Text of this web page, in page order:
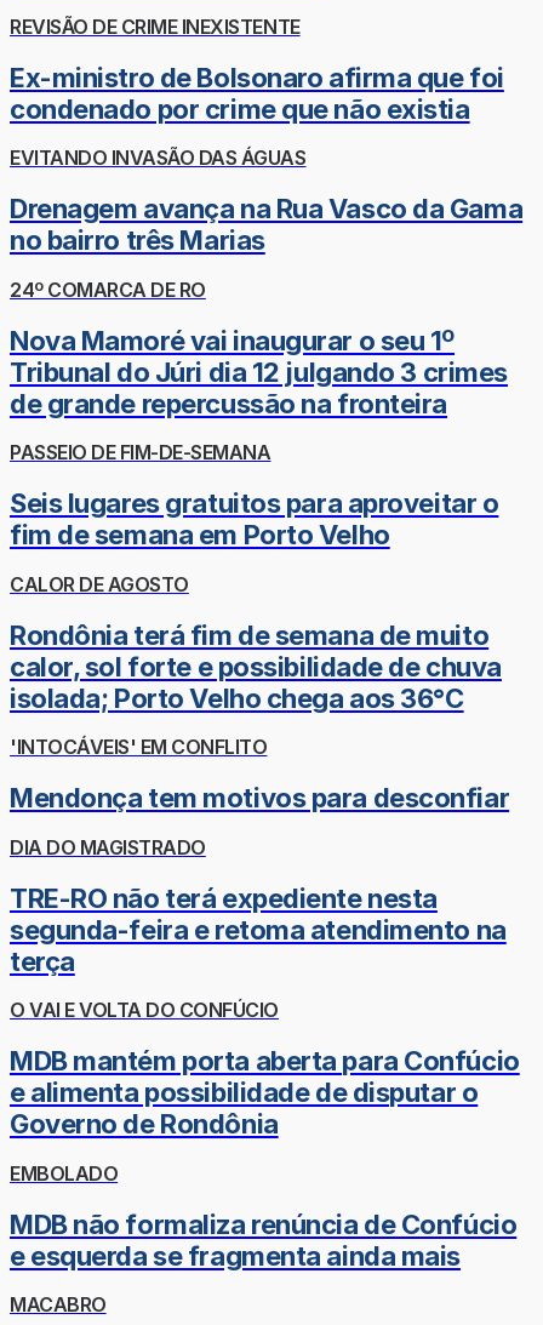
REVISÃO DE CRIME INEXISTENTE
Ex-ministro de Bolsonaro afirma que foi
condenado por crime que não existia
EVITANDO INVASÃO DAS ÁGUAS
Drenagem avança na Rua Vasco da Gama
no bairro três Marias
24º COMARCA DE RO
Nova Mamoré vai inaugurar o seu 1º
Tribunal do Júri dia 12 julgando 3 crimes
de grande repercussão na fronteira
PASSEIO DE FIM-DE-SEMANA
Seis lugares gratuitos para aproveitar o
fim de semana em Porto Velho
CALOR DE AGOSTO
Rondônia terá fim de semana de muito
calor, sol forte e possibilidade de chuva
isolada; Porto Velho chega aos 36°C
'INTOCÁVEIS' EM CONFLITO
Mendonça tem motivos para desconfiar
DIA DO MAGISTRADO
TRE-RO não terá expediente nesta
segunda-feira e retoma atendimento na
terça
O VAI E VOLTA DO CONFÚCIO
MDB mantém porta aberta para Confúcio
e alimenta possibilidade de disputar o
Governo de Rondônia
EMBOLADO
MDB não formaliza renúncia de Confúcio
e esquerda se fragmenta ainda mais
MACABRO